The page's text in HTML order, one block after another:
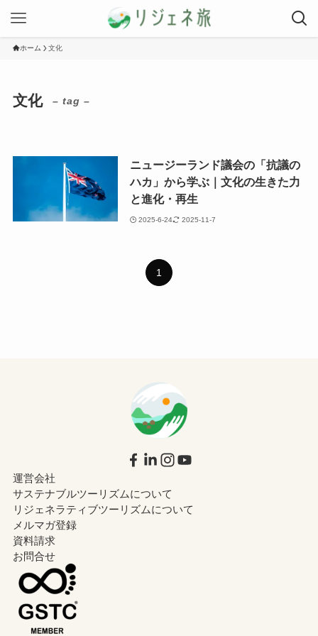
ホーム 文化
文化 – tag –
2025-6-24 2025-11-7
ニュージーランド議会の「抗議の
ハカ」から学ぶ｜文化の生きた力
と進化・再生
1
運営会社
サステナブルツーリズムについて
リジェネラティブツーリズムについて
メルマガ登録
資料請求
お問合せ